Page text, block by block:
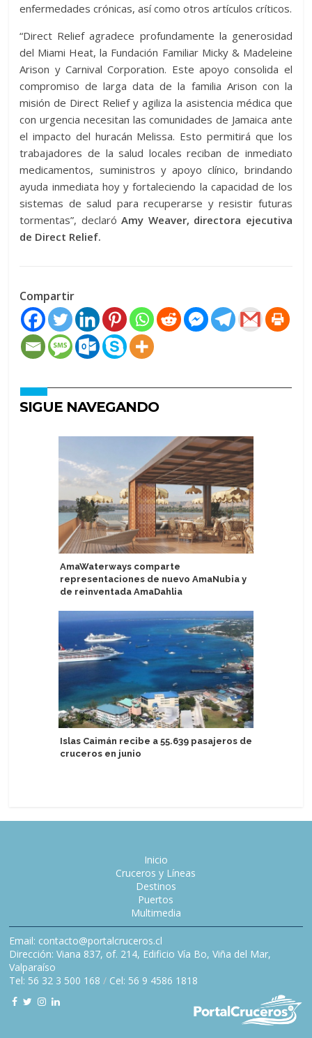
enfermedades crónicas, así como otros artículos críticos.
“Direct Relief agradece profundamente la generosidad
del Miami Heat, la Fundación Familiar Micky & Madeleine
Arison y Carnival Corporation. Este apoyo consolida el
compromiso de larga data de la familia Arison con la
misión de Direct Relief y agiliza la asistencia médica que
con urgencia necesitan las comunidades de Jamaica ante
el impacto del huracán Melissa. Esto permitirá que los
trabajadores de la salud locales reciban de inmediato
medicamentos, suministros y apoyo clínico, brindando
ayuda inmediata hoy y fortaleciendo la capacidad de los
sistemas de salud para recuperarse y resistir futuras
tormentas”, declaróAmy Weaver, directora ejecutiva
de Direct Relief.
Compartir
SIGUE NAVEGANDO
AmaWaterways comparte
representaciones de nuevo AmaNubia y
de reinventada AmaDahlia
Islas Caimán recibe a 55.639 pasajeros de
cruceros en junio
Inicio
Cruceros y Líneas
Destinos
Puertos
Multimedia
Email: contacto@portalcruceros.cl
Dirección: Viana 837, of. 214, Edificio Vía Bo, Viña del Mar,
Valparaíso
Tel: 56 32 3 500 168 / Cel: 56 9 4586 1818